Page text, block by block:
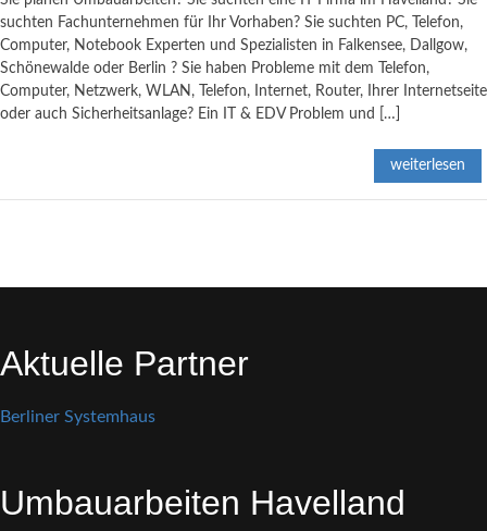
suchten Fachunternehmen für Ihr Vorhaben? Sie suchten PC, Telefon,
Computer, Notebook Experten und Spezialisten in Falkensee, Dallgow,
Schönewalde oder Berlin ? Sie haben Probleme mit dem Telefon,
Computer, Netzwerk, WLAN, Telefon, Internet, Router, Ihrer Internetseite
oder auch Sicherheitsanlage? Ein IT & EDV Problem und […]
weiterlesen
Aktuelle Partner
Berliner Systemhaus
Umbauarbeiten Havelland